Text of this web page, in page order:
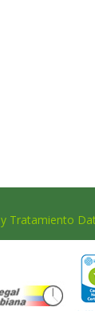
Tratamiento